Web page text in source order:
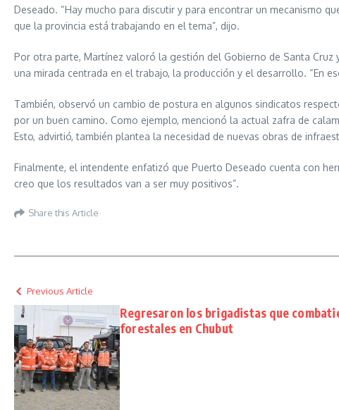
Deseado. “Hay mucho para discutir y para encontrar un mecanismo
que la provincia está trabajando en el tema”, dijo.
Por otra parte, Martínez valoró la gestión del Gobierno de Santa Cruz
una mirada centrada en el trabajo, la producción y el desarrollo. “En
También, observó un cambio de postura en algunos sindicatos
por un buen camino. Como ejemplo, mencionó la actual zafra de
Esto, advirtió, también plantea la necesidad de nuevas obras de
Finalmente, el intendente enfatizó que Puerto Deseado cuenta con
creo que los resultados van a ser muy positivos”.
Share this Article
Previous Article
Regresaron los brigadistas que
forestales en Chubut